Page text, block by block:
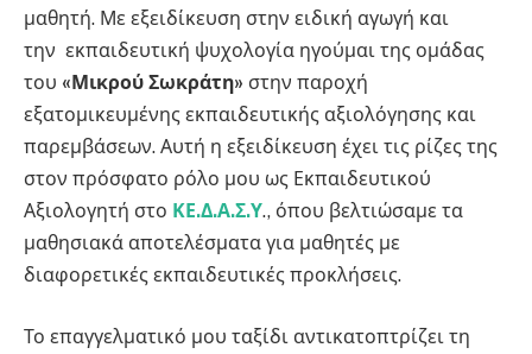
μαθητή. Με εξειδίκευση στην ειδική αγωγή και
την εκπαιδευτική ψυχολογία ηγούμαι της ομάδας
του «Μικρού Σωκράτη» στην παροχή
εξατομικευμένης εκπαιδευτικής αξιολόγησης και
παρεμβάσεων. Αυτή η εξειδίκευση έχει τις ρίζες της
στον πρόσφατο ρόλο μου ως Εκπαιδευτικού
Αξιολογητή στο ΚΕ.Δ.Α.Σ.Υ., όπου βελτιώσαμε τα
μαθησιακά αποτελέσματα για μαθητές με
διαφορετικές εκπαιδευτικές προκλήσεις.
Το επαγγελματικό μου ταξίδι αντικατοπτρίζει τη